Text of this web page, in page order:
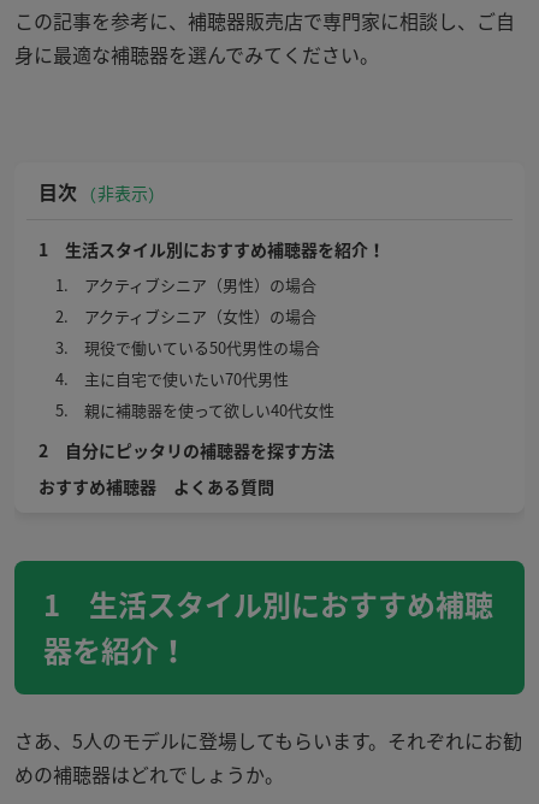
この記事を参考に、補聴器販売店で専門家に相談し、ご自
身に最適な補聴器を選んでみてください。
目次 非表示
1 生活スタイル別におすすめ補聴器を紹介！
1. アクティブシニア（男性）の場合
2. アクティブシニア（女性）の場合
3. 現役で働いている50代男性の場合
4. 主に自宅で使いたい70代男性
5. 親に補聴器を使って欲しい40代女性
2 自分にピッタリの補聴器を探す方法
おすすめ補聴器 よくある質問
1 生活スタイル別におすすめ補聴
器を紹介！
さあ、5人のモデルに登場してもらいます。それぞれにお勧
めの補聴器はどれでしょうか。